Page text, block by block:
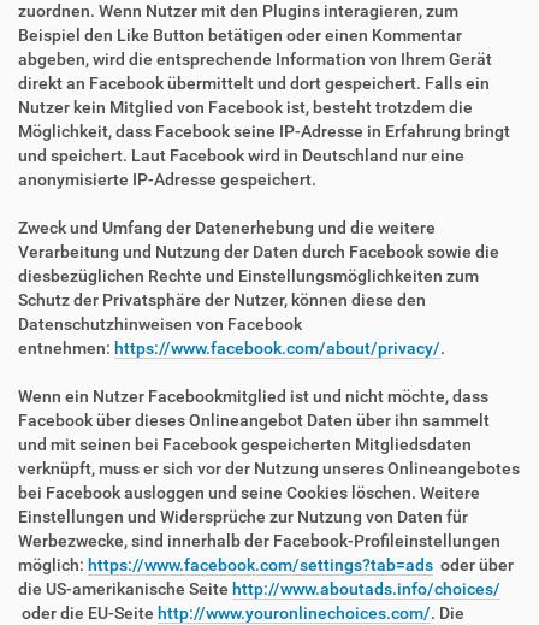
zuordnen. Wenn Nutzer mit den Plugins interagieren, zum
Beispiel den Like Button betätigen oder einen Kommentar
abgeben, wird die entsprechende Information von Ihrem Gerät
direkt an Facebook übermittelt und dort gespeichert. Falls ein
Nutzer kein Mitglied von Facebook ist, besteht trotzdem die
Möglichkeit, dass Facebook seine IP-Adresse in Erfahrung bringt
und speichert. Laut Facebook wird in Deutschland nur eine
anonymisierte IP-Adresse gespeichert.
Zweck und Umfang der Datenerhebung und die weitere
Verarbeitung und Nutzung der Daten durch Facebook sowie die
diesbezüglichen Rechte und Einstellungsmöglichkeiten zum
Schutz der Privatsphäre der Nutzer, können diese den
Datenschutzhinweisen von Facebook
entnehmen: https://www.facebook.com/about/privacy/.
Wenn ein Nutzer Facebookmitglied ist und nicht möchte, dass
Facebook über dieses Onlineangebot Daten über ihn sammelt
und mit seinen bei Facebook gespeicherten Mitgliedsdaten
verknüpft, muss er sich vor der Nutzung unseres Onlineangebotes
bei Facebook ausloggen und seine Cookies löschen. Weitere
Einstellungen und Widersprüche zur Nutzung von Daten für
Werbezwecke, sind innerhalb der Facebook-Profileinstellungen
möglich: https://www.facebook.com/settings?tab=ads oder über
die US-amerikanische Seite http://www.aboutads.info/choices/
oder die EU-Seite http://www.youronlinechoices.com/. Die